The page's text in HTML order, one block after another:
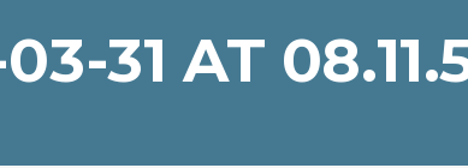
31 AT